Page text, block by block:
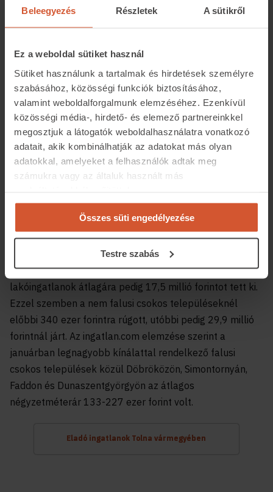
Beleegyezés Részletek A sütikről
Ez a weboldal sütiket használ
Sütiket használunk a tartalmak és hirdetések személyre
szabásához, közösségi funkciók biztosításához,
valamint weboldalforgalmunk elemzéséhez. Ezenkívül
közösségi média-, hirdető- és elemező partnereinkkel
megosztjuk a látogatók weboldalhasználatra vonatkozó
adatait, akik kombinálhatják az adatokat más olyan
adatokkal, amelyeket a felhasználók adtak meg
számukra vagy az általuk használt más
Összes süti engedélyezése
Testre szabás
csokos ingatlanok 521 ezer forintos országos
Tolna vármegyében tavaly a kereslet 36 százaléka
ingatlanokra, szemben az egy évvel korábbi 30
százalékos aránnyal. Idén januárban pedig a megyei
falusi csokos községek kínálatában majdnem 500
lakóingatlan szerepelt. Ezeknek az átlagos
négyzetméterára 165 ezer forint volt, az ottani
lakóingatlanok átlagára pedig 17,5 millió forintot tett ki.
Ezzel szemben a nem falusi csokos településeknél
előbbi 340 ezer forintra rúgott, utóbbi pedig 29,9 millió
forintnál járt. Az ingatlan.com elemzése szerint a
januárban legnagyobb kínálattal rendelkező falusi
csokos települések közül Döbröközön, Simontornyán,
Faddon és Dunaszentgyörgyön az átlagos
négyzetméterár 133-227 ezer forint volt.
Eladó ingatlanok Tolna vármegyében